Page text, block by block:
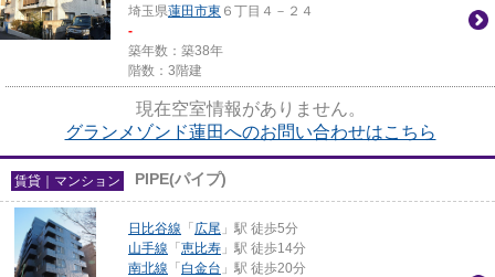
埼玉県蓮田市東 ６丁目４－２４
-
築年数：築38年
階数：3階建
現在空室情報がありません。
グランメゾンド蓮田へのお問い合わせはこちら
賃貸｜マンション PIPE(パイプ)
日比谷線 「 広尾 」駅 徒歩5分
山手線 「 恵比寿 」駅 徒歩14分
南北線 「 白金台 」駅 徒歩20分